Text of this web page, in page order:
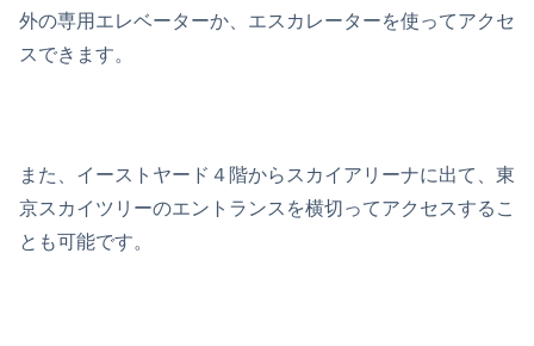
外の専用エレベーターか、エスカレーターを使ってアクセ
スできます。
また、イーストヤード４階からスカイアリーナに出て、東
京スカイツリーのエントランスを横切ってアクセスするこ
とも可能です。